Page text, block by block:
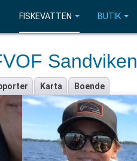
FISKEVATTEN BUTIK
Sandviken
Karta Boende